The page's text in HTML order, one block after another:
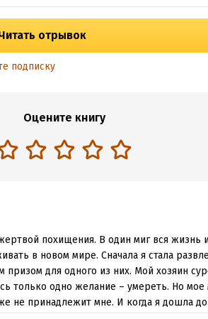
отрывок
подписку
Оцените книгу
похищения. В один миг вся жизнь
в новом мире. Сначала я стала
призом для одного из них. Мой хозяин
только одно желание – умереть. Но мое
не принадлежит мне. И когда я дошла